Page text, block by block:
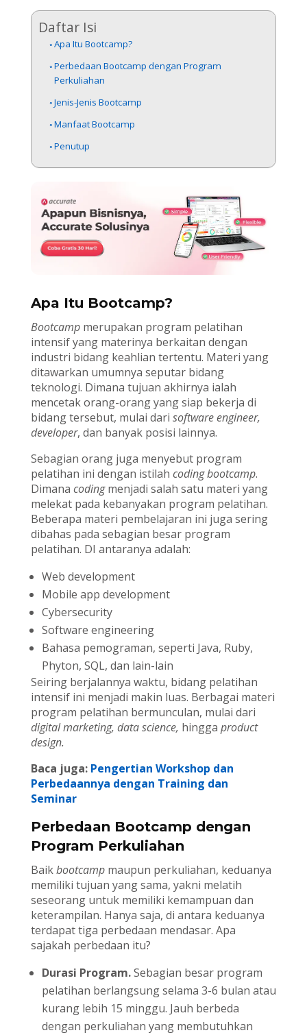
Daftar Isi
Apa Itu Bootcamp?
Perbedaan Bootcamp dengan Program
Perkuliahan
Jenis-Jenis Bootcamp
Manfaat Bootcamp
Penutup
Apa Itu Bootcamp?
Bootcampmerupakan program pelatihan
intensif yang materinya berkaitan dengan
industri bidang keahlian tertentu. Materi yang
ditawarkan umumnya seputar bidang
teknologi. Dimana tujuan akhirnya ialah
mencetak orang-orang yang siap bekerja di
bidang tersebut, mulai dari software engineer,
developer, dan banyak posisi lainnya.
Sebagian orang juga menyebut program
pelatihan ini dengan istilah codingbootcamp.
Dimana codingmenjadi salah satu materi yang
melekat pada kebanyakan program pelatihan.
Beberapa materi pembelajaran ini juga sering
dibahas pada sebagian besar program
pelatihan. DI antaranya adalah:
Web development
Mobile app development
Cybersecurity
Software engineering
Bahasa pemograman, seperti Java, Ruby,
Phyton, SQL, dan lain-lain
Seiring berjalannya waktu, bidang pelatihan
intensif ini menjadi makin luas. Berbagai materi
program pelatihan bermunculan, mulai dari
digital marketing, data science, hingga product
design.
Baca juga: Pengertian Workshop dan
Perbedaannya dengan Training dan
Seminar
Perbedaan Bootcamp dengan
Program Perkuliahan
Baikbootcampmaupun perkuliahan, keduanya
memiliki tujuan yang sama, yakni melatih
seseorang untuk memiliki kemampuan dan
keterampilan. Hanya saja, di antara keduanya
terdapat tiga perbedaan mendasar. Apa
sajakah perbedaan itu?
Durasi Program.Sebagian besar program
pelatihan berlangsung selama 3-6 bulan atau
kurang lebih 15 minggu. Jauh berbeda
dengan perkuliahan yang membutuhkan